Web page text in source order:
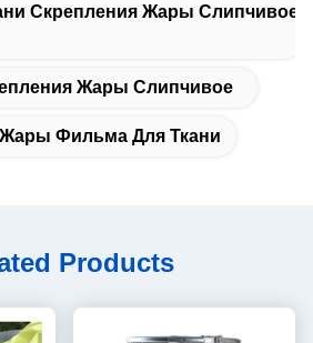
Скрепления Жары Слипчивое
Жары Слипчивое
Фильма Для Ткани
Products